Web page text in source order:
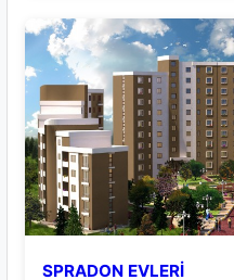
SPRADON EVLERİ